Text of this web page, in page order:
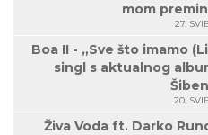
mom
27.
Boa II - „Sve što imamo
singl s aktualnog
20.
Živa Voda ft. Darko